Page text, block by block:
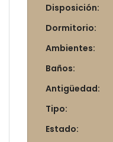
Disposición:
Dormitorio:
Ambientes:
Baños:
Antigüedad:
Tipo:
Estado: